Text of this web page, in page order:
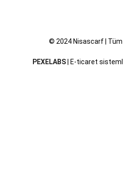
© 2024 Nisascarf | Tüm
PEXELABS| E-ticaret